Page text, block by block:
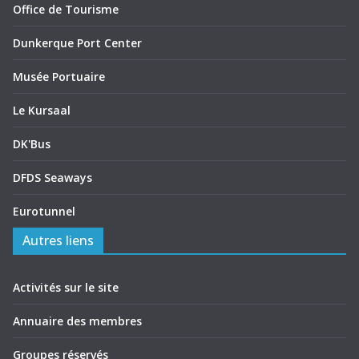
Office de Tourisme
Dunkerque Port Center
Musée Portuaire
Le Kursaal
DK'Bus
DFDS Seaways
Eurotunnel
Autres liens
Activités sur le site
Annuaire des membres
Groupes réservés